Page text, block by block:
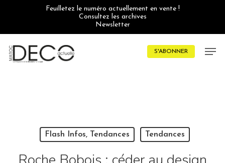
Feuilletez le numéro actuellement en vente !
Consultez les archives
Newsletter
S'ABONNER
Flash Infos, Tendances Tendances